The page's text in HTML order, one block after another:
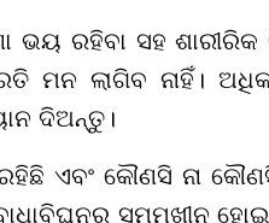
ରହିବା ସହ ଶାରୀରିକ
ମନ ଲାଗିବ ନାହିଁ।
ଦିଅନ୍ତୁ।
ଏବଂ କୌଣସି ନା
ସମ୍ମୁଖୀନ